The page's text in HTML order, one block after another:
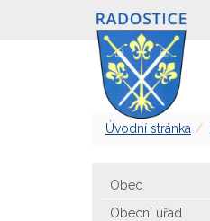
Úvodní stránka
Obec
Obecní úřad